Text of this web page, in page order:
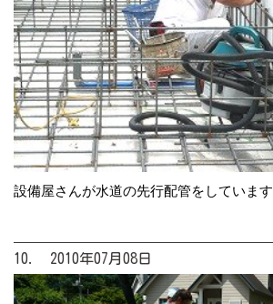
設備屋さんが水道の先行配管をしています
10. 2010年07月08日